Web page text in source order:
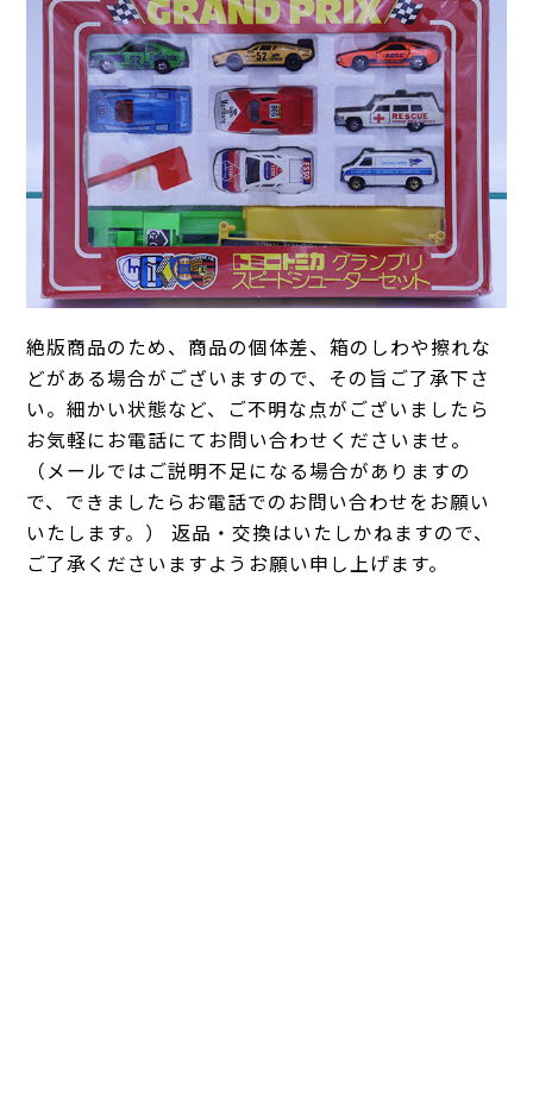
絶版商品のため、商品の個体差、箱のしわや擦れな
どがある場合がございますので、その旨ご了承下さ
い。細かい状態など、ご不明な点がございましたら
お気軽にお電話にてお問い合わせくださいませ。
（メールではご説明不足になる場合がありますの
で、できましたらお電話でのお問い合わせをお願い
いたします。） 返品・交換はいたしかねますので、
ご了承くださいますようお願い申し上げます。